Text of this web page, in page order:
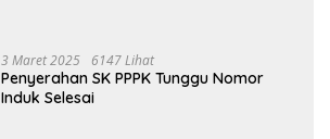
3 Maret 2025 6147 Lihat
Penyerahan SK PPPK Tunggu Nomor
Induk Selesai